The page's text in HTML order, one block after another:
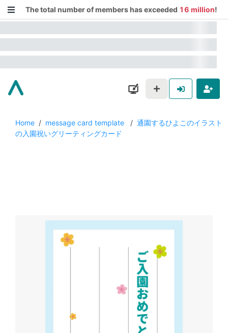
The total number of members has exceeded 16 million!
Home / message card template / 通園するひよこのイラスト
の入園祝いグリーティングカード